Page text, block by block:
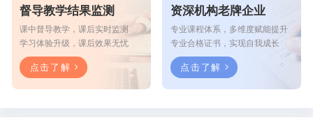
督导教学结果监测
课中督导教学，课后实时监测
学习体验升级，课后效果无忧
点击了解
资深机构老牌企业
专业课程体系，多维度赋能提升
专业合格证书，实现自我成长
点击了解